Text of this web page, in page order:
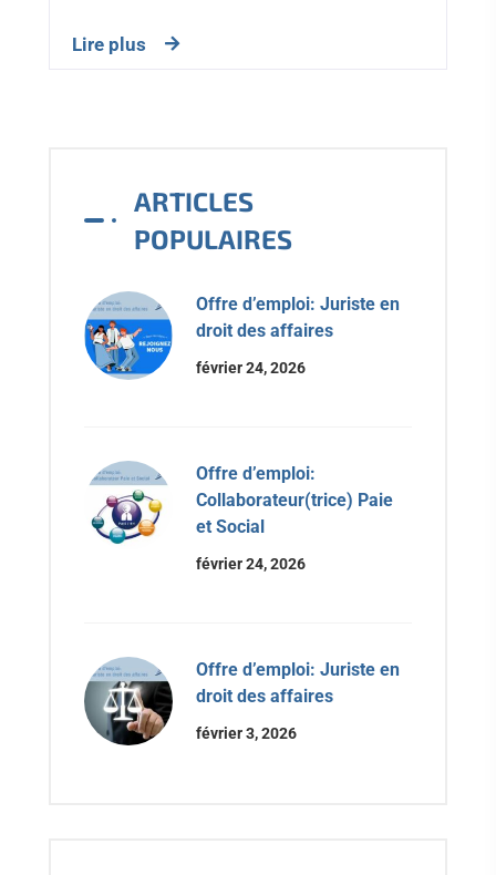
Lire plus
ARTICLES
POPULAIRES
Offre d’emploi: Juriste en
droit des affaires
février 24, 2026
Offre d’emploi:
Collaborateur(trice) Paie
et Social
février 24, 2026
Offre d’emploi: Juriste en
droit des affaires
février 3, 2026